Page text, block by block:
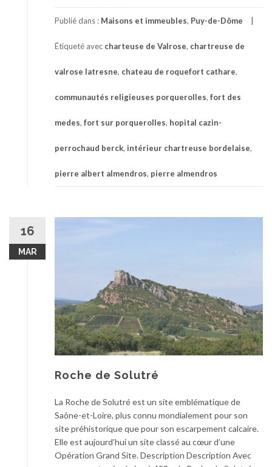
Publié dans : Maisons et immeubles, Puy-de-Dôme
Étiqueté avec charteuse de Valrose, chartreuse de
valrose latresne, chateau de roquefort cathare,
communautés religieuses porquerolles, fort des
medes, fort sur porquerolles, hopital cazin-
perrochaud berck, intérieur chartreuse bordelaise,
pierre albert almendros, pierre almendros
16
MAR
Roche de Solutré
La Roche de Solutré est un site emblématique de
Saône-et-Loire, plus connu mondialement pour son
site préhistorique que pour son escarpement calcaire.
Elle est aujourd’hui un site classé au cœur d’une
Opération Grand Site. Description Description Avec